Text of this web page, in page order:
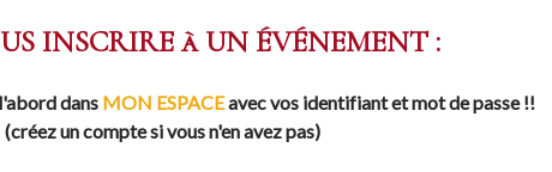
INSCRIRE à UN ÉVÉNEMENT :
dans MON ESPACEavec vos identifiant et mot de passe !!
(créez un compte si vous n'en avez pas)